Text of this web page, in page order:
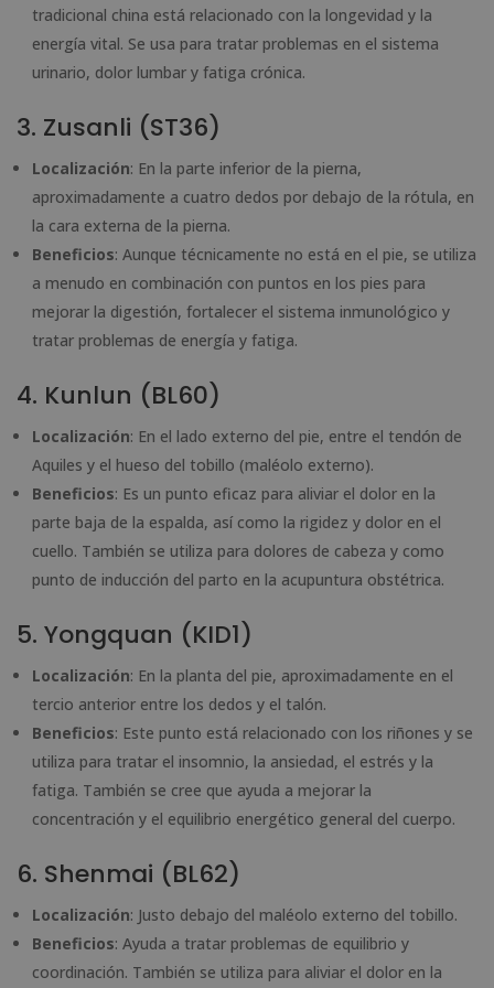
tradicional china está relacionado con la longevidad y la
energía vital. Se usa para tratar problemas en el sistema
urinario, dolor lumbar y fatiga crónica.
3. Zusanli (ST36)
Localización: En la parte inferior de la pierna,
aproximadamente a cuatro dedos por debajo de la rótula, en
la cara externa de la pierna.
Beneficios: Aunque técnicamente no está en el pie, se utiliza
a menudo en combinación con puntos en los pies para
mejorar la digestión, fortalecer el sistema inmunológico y
tratar problemas de energía y fatiga.
4. Kunlun (BL60)
Localización: En el lado externo del pie, entre el tendón de
Aquiles y el hueso del tobillo (maléolo externo).
Beneficios: Es un punto eficaz para aliviar el dolor en la
parte baja de la espalda, así como la rigidez y dolor en el
cuello. También se utiliza para dolores de cabeza y como
punto de inducción del parto en la acupuntura obstétrica.
5. Yongquan (KID1)
Localización: En la planta del pie, aproximadamente en el
tercio anterior entre los dedos y el talón.
Beneficios: Este punto está relacionado con los riñones y se
utiliza para tratar el insomnio, la ansiedad, el estrés y la
fatiga. También se cree que ayuda a mejorar la
concentración y el equilibrio energético general del cuerpo.
6. Shenmai (BL62)
Localización: Justo debajo del maléolo externo del tobillo.
Beneficios: Ayuda a tratar problemas de equilibrio y
coordinación. También se utiliza para aliviar el dolor en la